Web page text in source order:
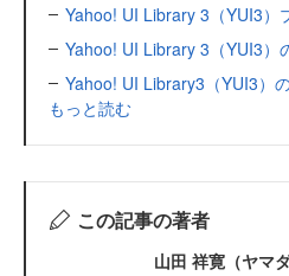
Yahoo! UI Library 3（YUI3）
Yahoo! UI Library 3（YUI3）
Yahoo! UI Library3（YUI3）
もっと読む
この記事の著者
山田 祥寛（ヤマ